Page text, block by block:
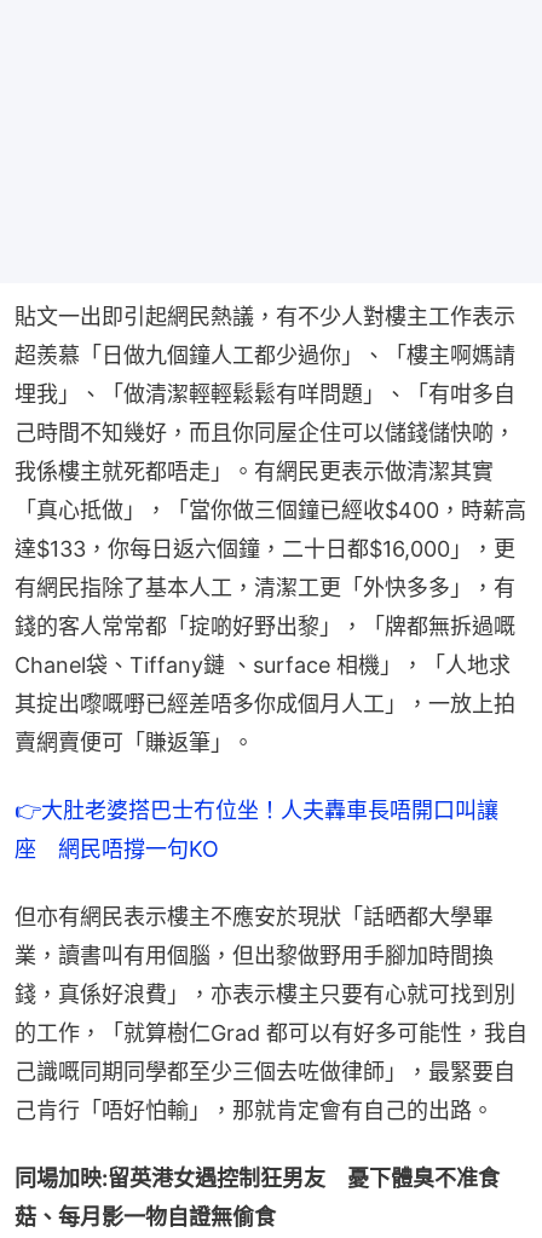
貼文一出即引起網民熱議，有不少人對樓主工作表示
超羨慕「日做九個鐘人工都少過你」、「樓主啊媽請
埋我」、「做清潔輕輕鬆鬆有咩問題」、「有咁多自
己時間不知幾好，而且你同屋企住可以儲錢儲快啲，
我係樓主就死都唔走」。有網民更表示做清潔其實
「真心抵做」，「當你做三個鐘已經收$400，時薪高
達$133，你每日返六個鐘，二十日都$16,000」，更
有網民指除了基本人工，清潔工更「外快多多」，有
錢的客人常常都「掟啲好野出黎」，「牌都無拆過嘅
Chanel袋、Tiffany鏈 、surface 相機」，「人地求
其掟出嚟嘅嘢已經差唔多你成個月人工」，一放上拍
賣網賣便可「賺返筆」。
👉大肚老婆搭巴士冇位坐！人夫轟車長唔開口叫讓
座　網民唔撐一句KO
但亦有網民表示樓主不應安於現狀「話晒都大學畢
業，讀書叫有用個腦，但出黎做野用手腳加時間換
錢，真係好浪費」，亦表示樓主只要有心就可找到別
的工作，「就算樹仁Grad 都可以有好多可能性，我自
己識嘅同期同學都至少三個去咗做律師」，最緊要自
己肯行「唔好怕輸」，那就肯定會有自己的出路。
同場加映:留英港女遇控制狂男友　憂下體臭不准食
菇、每月影一物自證無偷食